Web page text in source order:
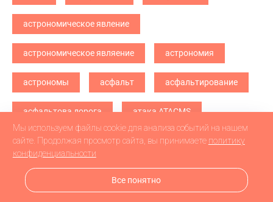
астрономическое явление
астрономическое являение астрономия
астрономы асфальт асфальтирование
асфальтова дорога атака ATACMS
атака БПЛА атака дронв атака дронов
атака дронов БПЛА атака дронов\
Мы используем файлы cookie для анализа событий на нашем
сайте. Продолжая просмотр сайта, вы принимаете политику
конфиденциальности
Все понятно